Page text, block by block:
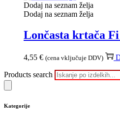
Dodaj na seznam želja
Dodaj na seznam želja
Lončasta krtača
4,55 € (cena vključuje DDV)
Products search
Kategorije